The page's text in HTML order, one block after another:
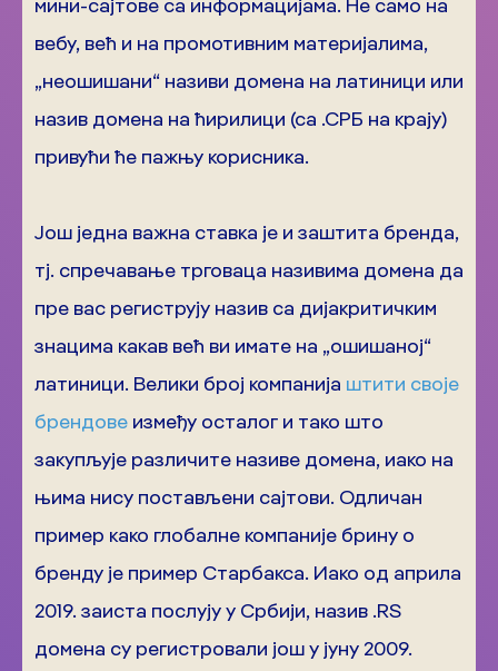
вебу, већ и на промотивним материјалима,
„неошишани“ називи домена на латиници или
назив домена на ћирилици (са .СРБ на крају)
привући ће пажњу корисника.
Још једна важна ставка је и заштита бренда,
тј. спречавање трговаца називима домена да
пре вас региструју назив са дијакритичким
знацима какав већ ви имате на „ошишаној“
латиници. Велики број компанија штити своје
брендове између осталог и тако што
закупљује различите називе домена, иако на
њима нису постављени сајтови. Одличан
пример како глобалне компаније брину о
бренду је пример Старбакса. Иако од априла
2019. заиста послују у Србији, назив .RS
домена су регистровали још у јуну 2009.